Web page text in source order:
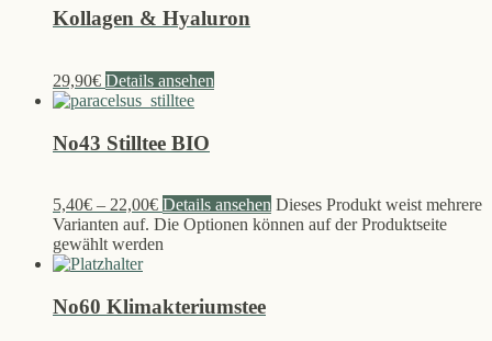
Kollagen & Hyaluron
29,90€ Details ansehen
No43 Stilltee BIO
5,40€ – 22,00€ Details ansehen Dieses Produkt weist mehrere
Varianten auf. Die Optionen können auf der Produktseite
gewählt werden
No60 Klimakteriumstee